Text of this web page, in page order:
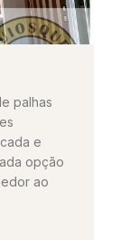
palhas
e
opção
ao